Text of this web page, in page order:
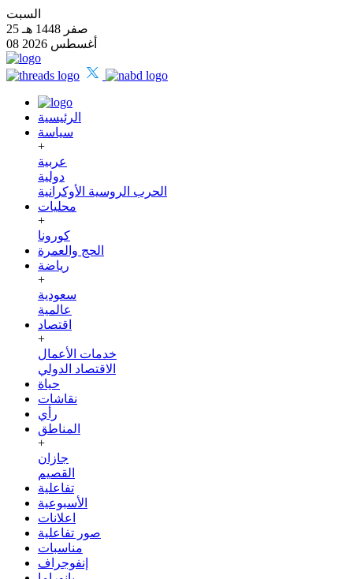
السبت
25 صفر 1448 هـ
08 أغسطس 2026
الرئيسية
سياسة
+
عربية
دولية
الحرب الروسية الأوكرانية
محليات
+
كورونا
الحج والعمرة
رياضة
+
سعودية
عالمية
اقتصاد
+
خدمات الأعمال
الاقتصاد الدولي
حياة
نقاشات
رأي
المناطق
+
جازان
القصيم
تفاعلية
الأسبوعية
اعلانات
صور تفاعلية
مناسبات
إنفوجراف